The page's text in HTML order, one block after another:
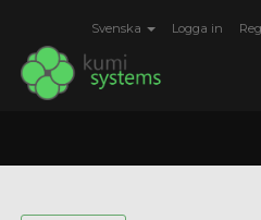
Svenska Logga in